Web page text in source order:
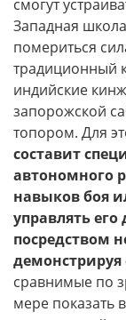
смогут
Западная
помериться
традиционный
индийские
запорожской
топором. Для
составит
автономного
навыков боя
управлять
посредством
демонстрируя
сравнимые по
мере показать